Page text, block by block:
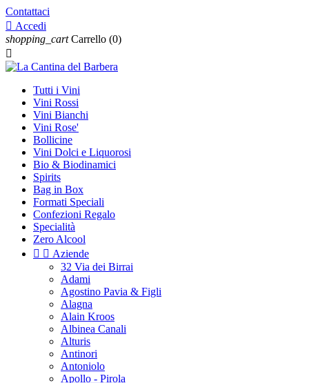
Contattaci
 Accedi
shopping_cart Carrello (0)

Tutti i Vini
Vini Rossi
Vini Bianchi
Vini Rose'
Bollicine
Vini Dolci e Liquorosi
Bio & Biodinamici
Spirits
Bag in Box
Formati Speciali
Confezioni Regalo
Specialità
Zero Alcool
  Aziende
32 Via dei Birrai
Adami
Agostino Pavia & Figli
Alagna
Alain Kroos
Albinea Canali
Alturis
Antinori
Antoniolo
Apollo - Pirola